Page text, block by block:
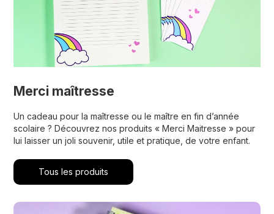
Merci maîtresse
Un cadeau pour la maîtresse ou le maître en fin d’année
scolaire ? Découvrez nos produits « Merci Maitresse » pour
lui laisser un joli souvenir, utile et pratique, de votre enfant.
Tous les produits